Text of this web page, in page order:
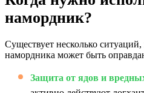
намордник?
Существует несколько
намордника может быть
Защита от ядов и